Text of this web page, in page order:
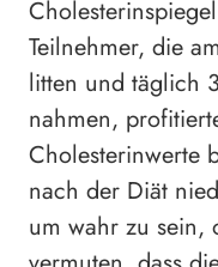
Teilnehmer, die
litten und täglich
nahmen,
Cholesterinwerte
nach der Diät
um wahr zu sein,